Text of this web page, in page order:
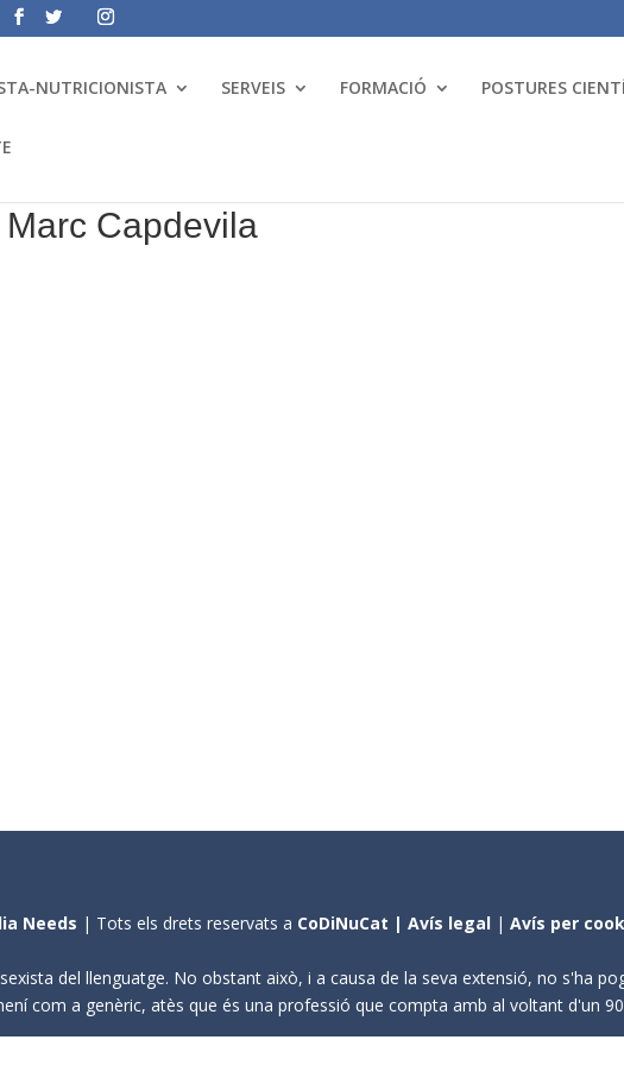
NUTRICIONISTA SERVEIS FORMACIÓ POSTURES
Capdevila
Needs | Tots els drets reservats a CoDiNuCat |Avís legal |Avís per
del llenguatge. No obstant això, i a causa de la seva extensió, no s'ha
com a genèric, atès que és una professió que compta amb al voltant d'un